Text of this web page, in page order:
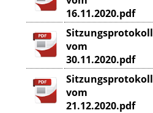
16.11.2020.pdf
Sitzungsprotokoll
vom
30.11.2020.pdf
Sitzungsprotokoll
vom
21.12.2020.pdf